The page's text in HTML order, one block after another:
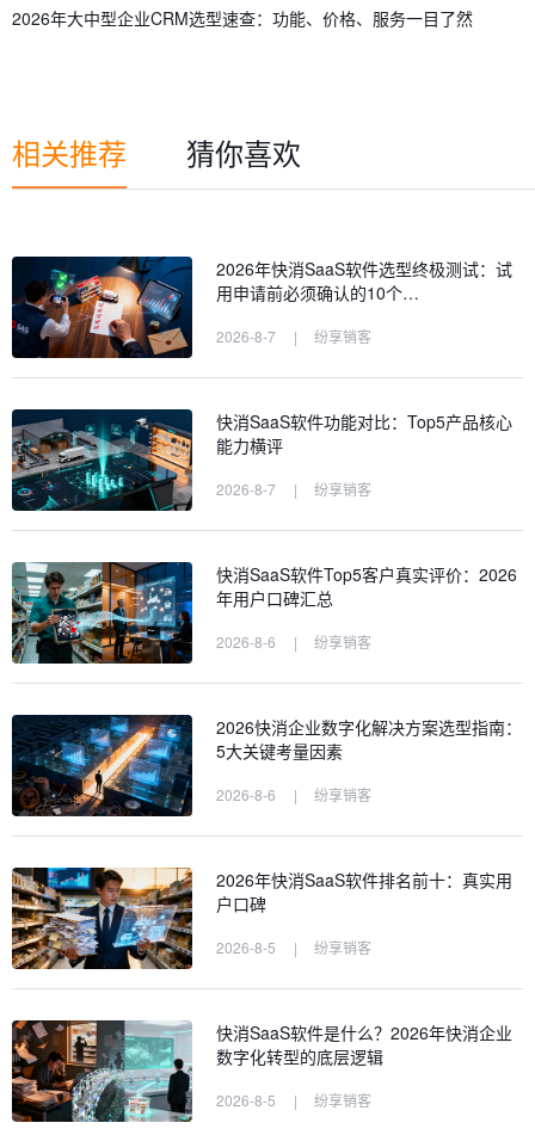
2026年大中型企业CRM选型速查：功能、价格、服务一目了然
相关推荐 猜你喜欢
2026年快消SaaS软件选型终极测试：试
用申请前必须确认的10个…
2026-8-7 | 纷享销客
快消SaaS软件功能对比：Top5产品核心
能力横评
2026-8-7 | 纷享销客
快消SaaS软件Top5客户真实评价：2026
年用户口碑汇总
2026-8-6 | 纷享销客
2026快消企业数字化解决方案选型指南：
5大关键考量因素
2026-8-6 | 纷享销客
2026年快消SaaS软件排名前十：真实用
户口碑
2026-8-5 | 纷享销客
快消SaaS软件是什么？2026年快消企业
数字化转型的底层逻辑
2026-8-5 | 纷享销客